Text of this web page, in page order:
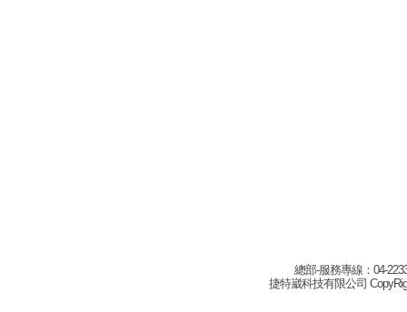
總部-服務專線：04-
捷特崴科技有限公司